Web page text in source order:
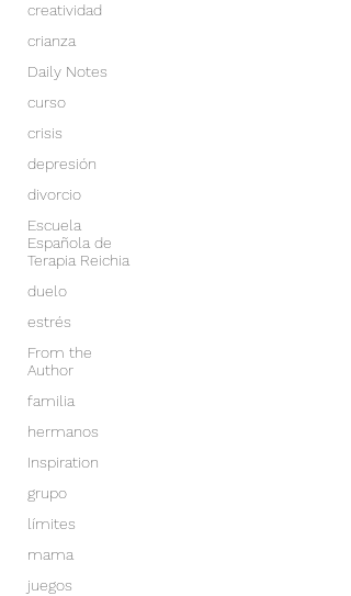
creatividad
crianza
Daily Notes
curso
crisis
depresión
divorcio
Escuela
Española de
Terapia Reichia
duelo
estrés
From the
Author
familia
hermanos
Inspiration
grupo
límites
mama
juegos